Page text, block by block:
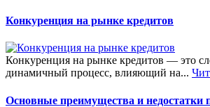
Конкуренция на рынке кредитов
Конкуренция на рынке кредитов — это
динамичный процесс, влияющий на...
Основные преимущества и недостатки